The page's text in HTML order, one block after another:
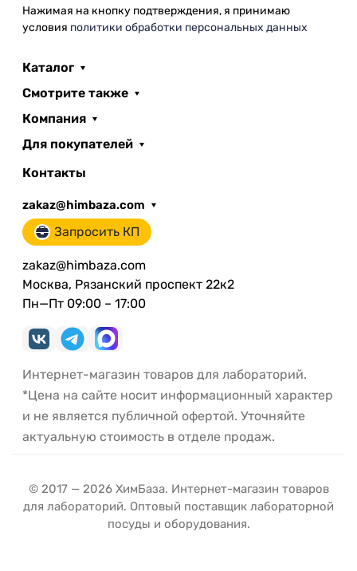
Нажимая на кнопку подтверждения, я принимаю
условия политики обработки персональных данных
Каталог
Смотрите также
Компания
Для покупателей
Контакты
zakaz@himbaza.com
Запросить КП
zakaz@himbaza.com
Москва, Рязанский проспект 22к2
Пн—Пт 09:00 – 17:00
Интернет-магазин товаров для лабораторий.
*Цена на сайте носит информационный характер
и не является публичной офертой. Уточняйте
актуальную стоимость в отделе продаж.
© 2017 — 2026 ХимБаза. Интернет-магазин товаров
для лабораторий. Оптовый поставщик лабораторной
посуды и оборудования.